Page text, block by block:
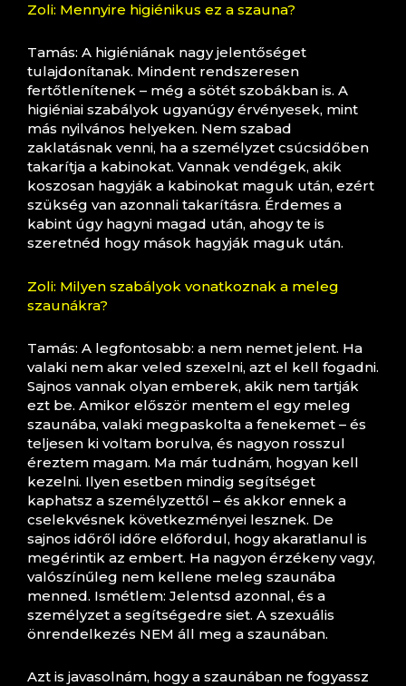
Zoli: Mennyire higiénikus ez a szauna?
Tamás: A higiéniának nagy jelentőséget
tulajdonítanak. Mindent rendszeresen
fertőtlenítenek – még a sötét szobákban is. A
higiéniai szabályok ugyanúgy érvényesek, mint
más nyilvános helyeken. Nem szabad
zaklatásnak venni, ha a személyzet csúcsidőben
takarítja a kabinokat. Vannak vendégek, akik
koszosan hagyják a kabinokat maguk után, ezért
szükség van azonnali takarításra. Érdemes a
kabint úgy hagyni magad után, ahogy te is
szeretnéd hogy mások hagyják maguk után.
Zoli: Milyen szabályok vonatkoznak a meleg
szaunákra?
Tamás: A legfontosabb: a nem nemet jelent. Ha
valaki nem akar veled szexelni, azt el kell fogadni.
Sajnos vannak olyan emberek, akik nem tartják
ezt be. Amikor először mentem el egy meleg
szaunába, valaki megpaskolta a fenekemet – és
teljesen ki voltam borulva, és nagyon rosszul
éreztem magam. Ma már tudnám, hogyan kell
kezelni. Ilyen esetben mindig segítséget
kaphatsz a személyzettől – és akkor ennek a
cselekvésnek következményei lesznek. De
sajnos időről időre előfordul, hogy akaratlanul is
megérintik az embert. Ha nagyon érzékeny vagy,
valószínűleg nem kellene meleg szaunába
menned. Ismétlem: Jelentsd azonnal, és a
személyzet a segítségedre siet. A szexuális
önrendelkezés NEM áll meg a szaunában.
Azt is javasolnám, hogy a szaunában ne fogyassz